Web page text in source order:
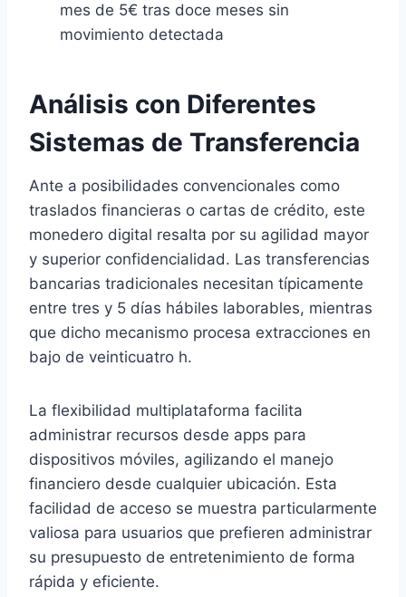
mes de 5€ tras doce meses sin
movimiento detectada
Análisis con Diferentes
Sistemas de Transferencia
Ante a posibilidades convencionales como
traslados financieras o cartas de crédito, este
monedero digital resalta por su agilidad mayor
y superior confidencialidad. Las transferencias
bancarias tradicionales necesitan típicamente
entre tres y 5 días hábiles laborables, mientras
que dicho mecanismo procesa extracciones en
bajo de veinticuatro h.
La flexibilidad multiplataforma facilita
administrar recursos desde apps para
dispositivos móviles, agilizando el manejo
financiero desde cualquier ubicación. Esta
facilidad de acceso se muestra particularmente
valiosa para usuarios que prefieren administrar
su presupuesto de entretenimiento de forma
rápida y eficiente.